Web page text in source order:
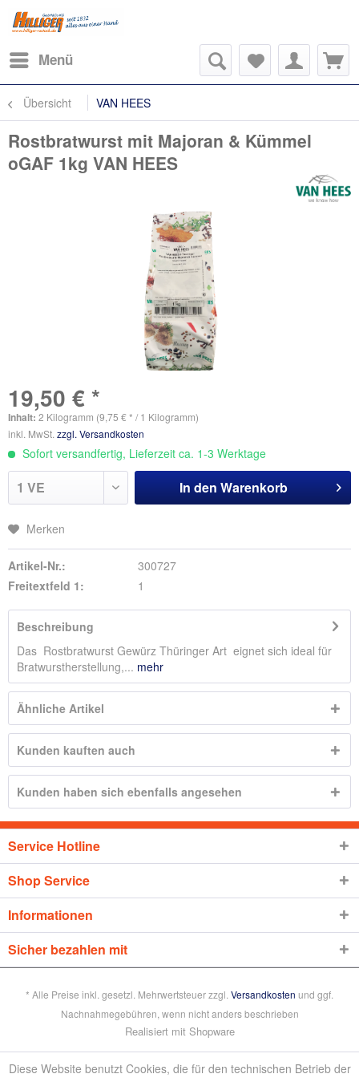
Menü
Übersicht VAN HEES
Rostbratwurst mit Majoran & Kümmel
oGAF 1kg VAN HEES
19,50 € *
Inhalt: 2 Kilogramm (9,75 € * / 1 Kilogramm)
inkl. MwSt. zzgl. Versandkosten
Sofort versandfertig, Lieferzeit ca. 1-3 Werktage
In den Warenkorb
Merken
Artikel-Nr.:
300727
Freitextfeld 1:
1
Beschreibung
Das Rostbratwurst Gewürz Thüringer Art eignet sich ideal für
Bratwurstherstellung,... mehr
Ähnliche Artikel
Kunden kauften auch
Kunden haben sich ebenfalls angesehen
Service Hotline
Shop Service
Informationen
Sicher bezahlen mit
* Alle Preise inkl. gesetzl. Mehrwertsteuer zzgl. Versandkosten und ggf.
Nachnahmegebühren, wenn nicht anders beschrieben
Realisiert mit Shopware
Diese Website benutzt Cookies, die für den technischen Betrieb der